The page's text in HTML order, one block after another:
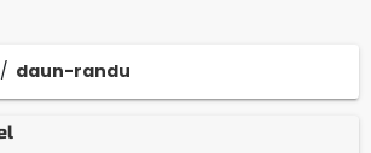
daun-randu